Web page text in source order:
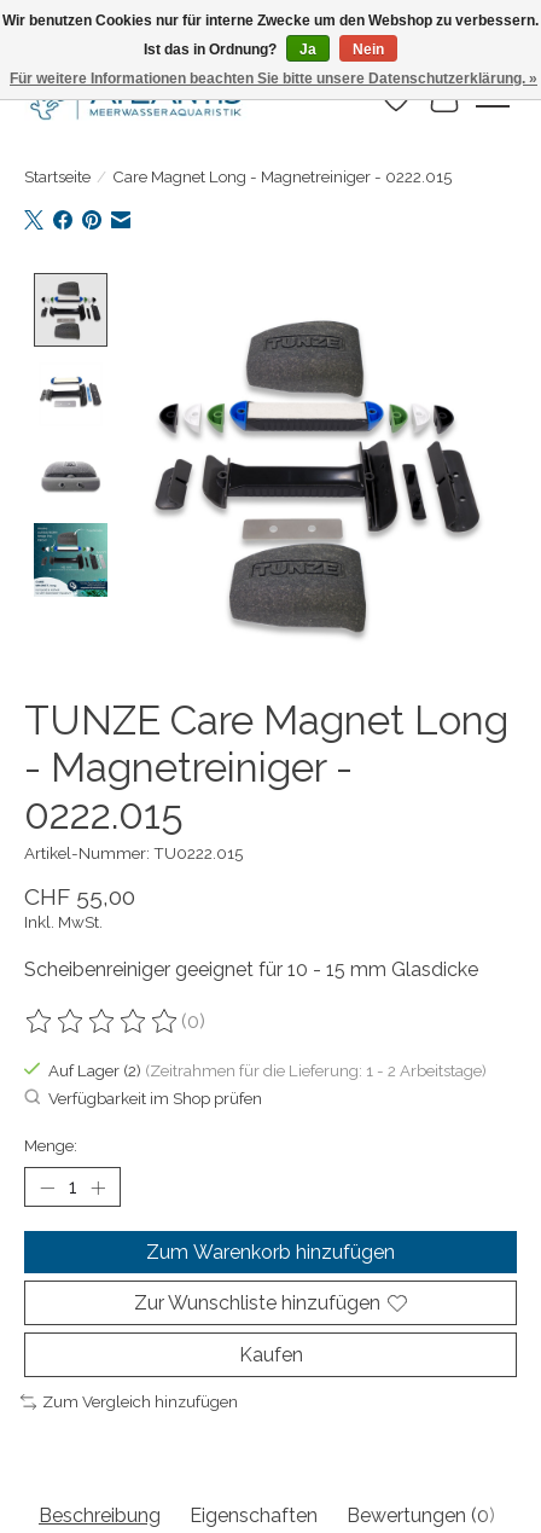
Täglicher Versand. Bestelle bis 15.00 Uhr
Wunschzettel
Ihr
Startseite / Care Magnet Long - Magnetreiniger - 0222.015
TUNZE Care Magnet Long
- Magnetreiniger -
0222.015
Artikel-Nummer: TU0222.015
CHF 55,00
Inkl. MwSt.
Scheibenreiniger geeignet für 10 - 15 mm Glasdicke
Die Bewertung dieses Produkts ist
(0)
Auf Lager (2) (Zeitrahmen für die Lieferung: 1 - 2 Arbeitstage)
Verfügbarkeit im Shop prüfen
Menge:
Zum Warenkorb hinzufügen
Zur Wunschliste hinzufügen
Kaufen
Zum Vergleich hinzufügen
Beschreibung Eigenschaften Bewertungen (0)
Wir benutzen Cookies nur für interne Zwecke um den Webshop zu verbessern.
Ist das in Ordnung?
Ja
Nein
Für weitere Informationen beachten Sie bitte unsere Datenschutzerklärung. »